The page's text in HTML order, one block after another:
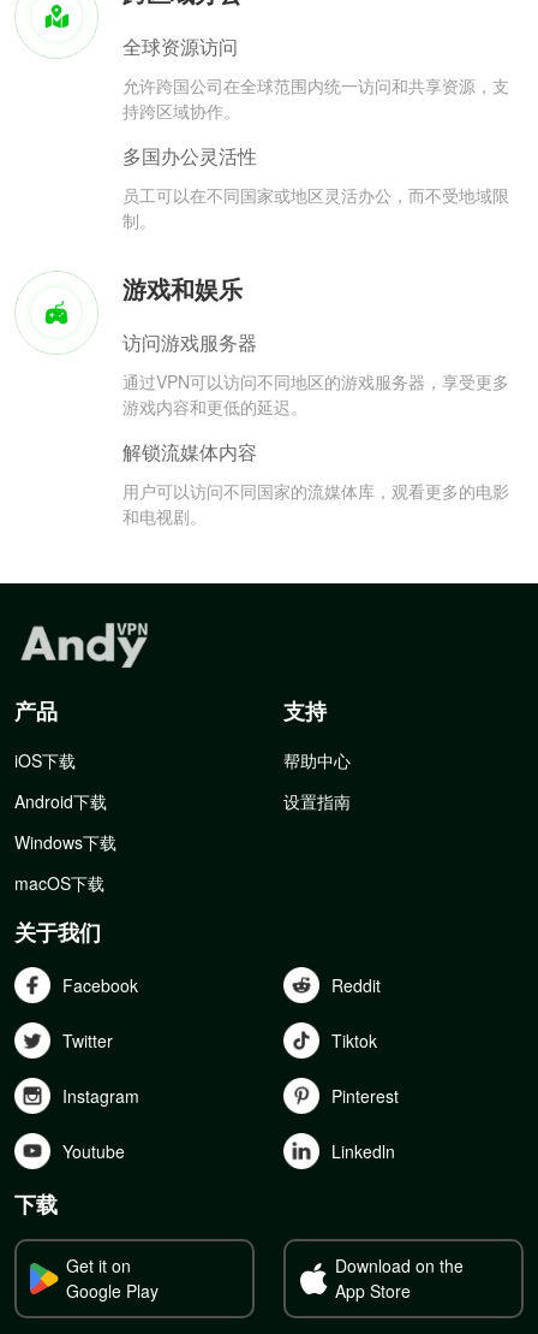
全球资源访问
允许跨国公司在全球范围内统一访问和共享资源，支
持跨区域协作。
多国办公灵活性
员工可以在不同国家或地区灵活办公，而不受地域限
制。
游戏和娱乐
访问游戏服务器
通过VPN可以访问不同地区的游戏服务器，享受更多
游戏内容和更低的延迟。
解锁流媒体内容
用户可以访问不同国家的流媒体库，观看更多的电影
和电视剧。
产品
iOS下载
Android下载
Windows下载
macOS下载
支持
帮助中心
设置指南
关于我们
Facebook Reddit
Twitter Tiktok
Instagram Pinterest
Youtube Linkedln
下载
Get it on
Google Play
Download on the
App Store